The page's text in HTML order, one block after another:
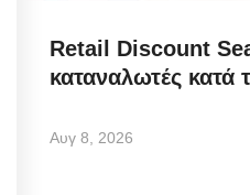
Retail Discount
καταναλωτές κατά
Αυγ 8, 2026